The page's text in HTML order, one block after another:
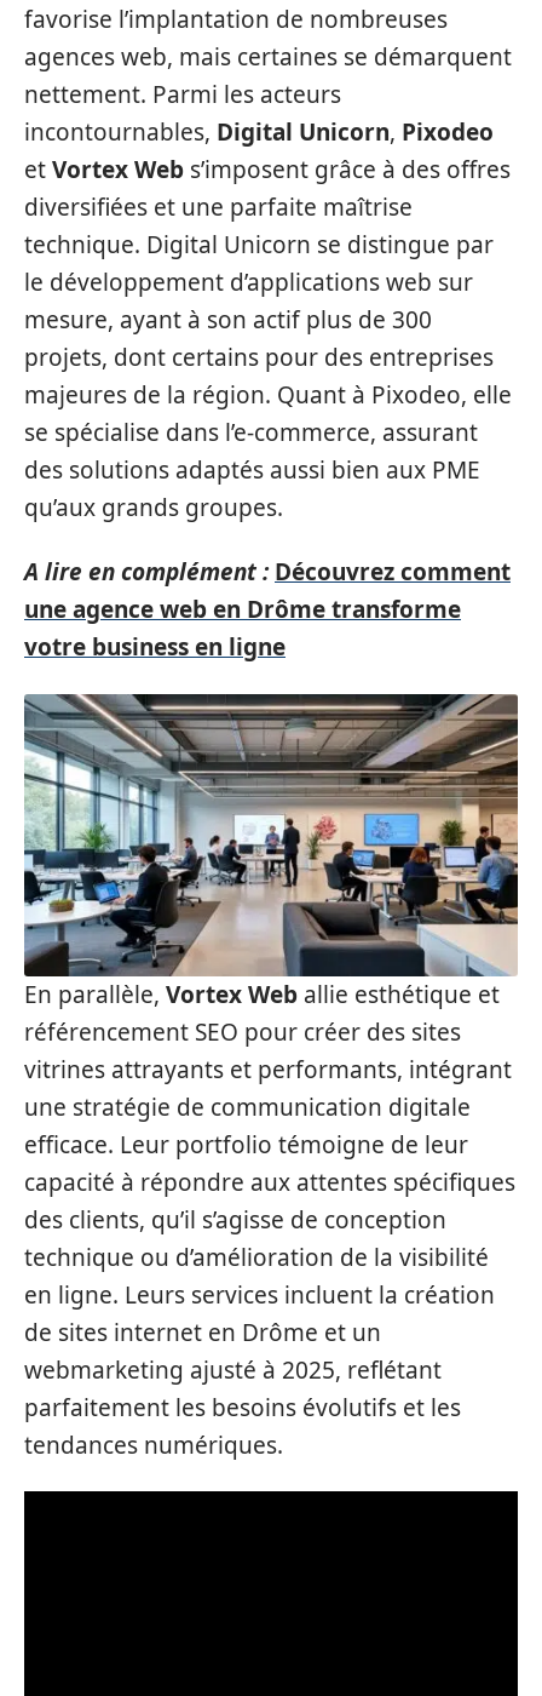
favorise l’implantation de nombreuses
agences web, mais certaines se démarquent
nettement. Parmi les acteurs
incontournables, Digital Unicorn, Pixodeo
etVortex Web s’imposent grâce à des offres
diversifiées et une parfaite maîtrise
technique. Digital Unicorn se distingue par
le développement d’applications web sur
mesure, ayant à son actif plus de 300
projets, dont certains pour des entreprises
majeures de la région. Quant à Pixodeo, elle
se spécialise dans l’e-commerce, assurant
des solutions adaptés aussi bien aux PME
qu’aux grands groupes.
A lire en complément : Découvrez comment
une agence web en Drôme transforme
votre business en ligne
En parallèle, Vortex Web allie esthétique et
référencement SEO pour créer des sites
vitrines attrayants et performants, intégrant
une stratégie de communication digitale
efficace. Leur portfolio témoigne de leur
capacité à répondre aux attentes spécifiques
des clients, qu’il s’agisse de conception
technique ou d’amélioration de la visibilité
en ligne. Leurs services incluent la création
de sites internet en Drôme et un
webmarketing ajusté à 2025, reflétant
parfaitement les besoins évolutifs et les
tendances numériques.